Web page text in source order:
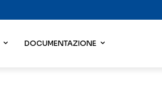
DOCUMENTAZIONE